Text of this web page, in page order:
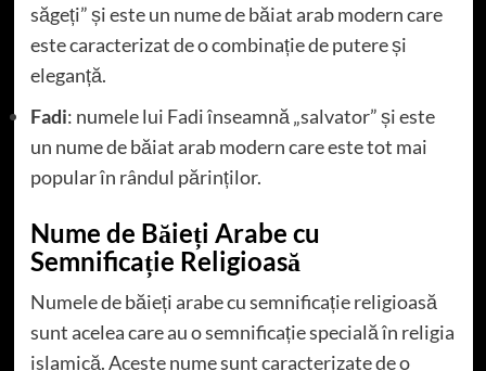
săgeți” și este un nume de băiat arab modern care
este caracterizat de o combinație de putere și
eleganță.
Fadi: numele lui Fadi înseamnă „salvator” și este
un nume de băiat arab modern care este tot mai
popular în rândul părinților.
Nume de Băieți Arabe cu
Semnificație Religioasă
Numele de băieți arabe cu semnificație religioasă
sunt acelea care au o semnificație specială în religia
islamică. Aceste nume sunt caracterizate de o